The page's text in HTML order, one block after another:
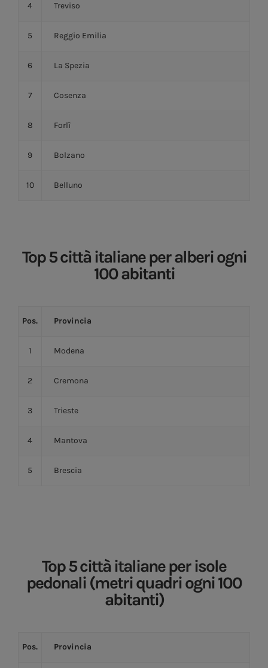
4 Treviso
5 Reggio Emilia
6 La Spezia
7 Cosenza
8 Forlì
9 Bolzano
10 Belluno
Top 5 città italiane per alberi ogni
100 abitanti
Pos. Provincia
1 Modena
2 Cremona
3 Trieste
4 Mantova
5 Brescia
Top 5 città italiane per isole
pedonali (metri quadri ogni 100
abitanti)
Pos. Provincia